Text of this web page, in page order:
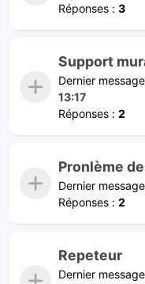
Réponses : 3
Support
Dernier
13:17
Réponses : 2
Pronlème
Dernier
Réponses : 2
Repeteur
Dernier